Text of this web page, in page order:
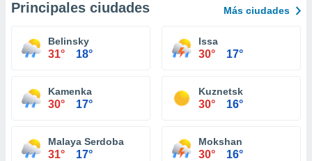
Principales ciudades Más ciudades
Belinsky
31° 18°
Issa
30° 17°
Kamenka
30° 17°
Kuznetsk
30° 16°
Malaya Serdoba
31° 17°
Mokshan
30° 16°